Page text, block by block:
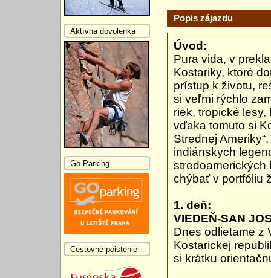
Popis zájazdu
Úvod:
Pura vida, v
Kostariky, ktoré
prístup k životu,
si veľmi rýchlo
riek, tropické
vďaka tomuto si
Strednej
indiánskych
stredoamerických
chýbať v portfóliu
1. deň:
VIEDEŇ-SAN
Dnes odlietame z
Kostarickej
si krátku
Aktívna dovolenka
Go Parking
Cestovné poistenie